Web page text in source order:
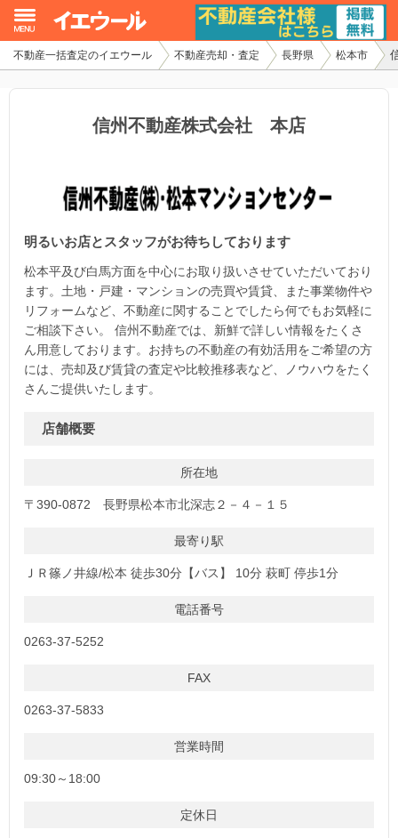
不動産一括査定のイエウール 不動産売却・査定 長野県 松本市
信州不動産株式会社 本店
明るいお店とスタッフがお待ちしております
松本平及び白馬方面を中心にお取り扱いさせていただいており
ます。土地・戸建・マンションの売買や賃貸、また事業物件や
リフォームなど、不動産に関することでしたら何でもお気軽に
ご相談下さい。 信州不動産では、新鮮で詳しい情報をたくさ
ん用意しております。お持ちの不動産の有効活用をご希望の方
には、売却及び賃貸の査定や比較推移表など、ノウハウをたく
さんご提供いたします。
店舗概要
所在地
〒390-0872 長野県松本市北深志２－４－１５
最寄り駅
ＪＲ篠ノ井線/松本 徒歩30分【バス】 10分 萩町 停歩1分
電話番号
0263-37-5252
FAX
0263-37-5833
営業時間
09:30～18:00
定休日
イエウール加盟希望の不動産会社様
不動産の売却・一括査定
家査定シミュレーター
お問い合わせ